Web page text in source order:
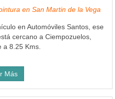
en San Martin de la Vega
en Automóviles Santos, ese
cercano a Ciempozuelos,
a 8.25 Kms.
Más